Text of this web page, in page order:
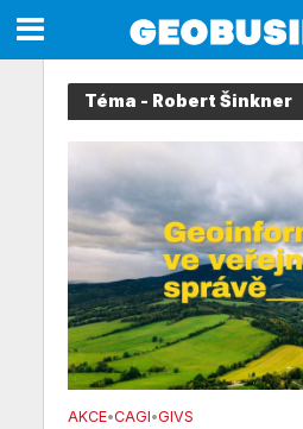
Téma - Robert Šinkner
AKCE•CAGI•GIVS